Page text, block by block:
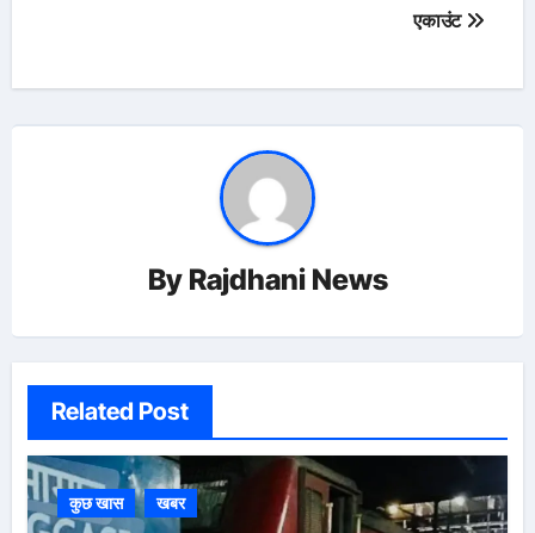
एकाउंट
By Rajdhani News
Related Post
कुछ खास खबर